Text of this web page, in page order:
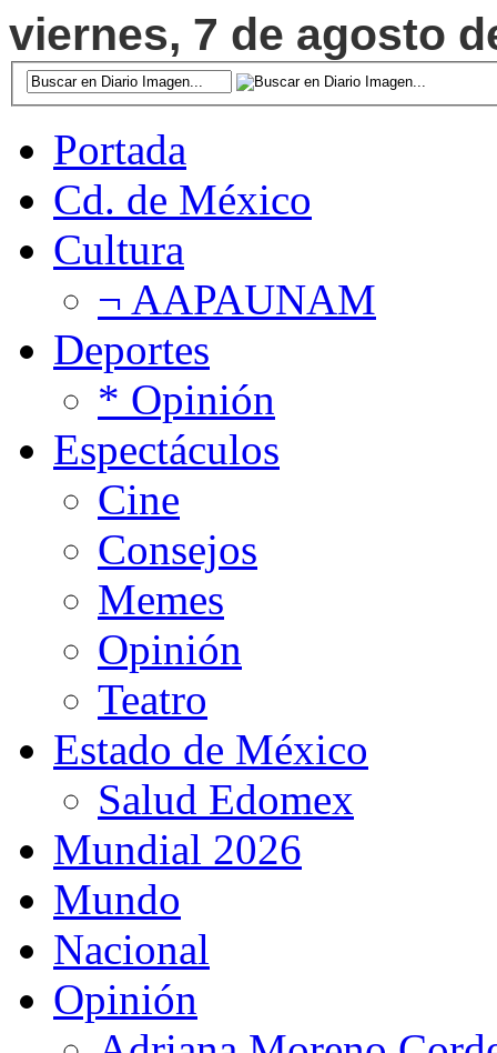
viernes, 7 de agosto
Portada
Cd. de México
Cultura
¬ AAPAUNAM
Deportes
* Opinión
Espectáculos
Cine
Consejos
Memes
Opinión
Teatro
Estado de México
Salud Edomex
Mundial 2026
Mundo
Nacional
Opinión